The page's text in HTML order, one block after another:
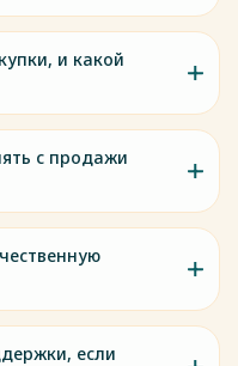
и какой
с продажи
если